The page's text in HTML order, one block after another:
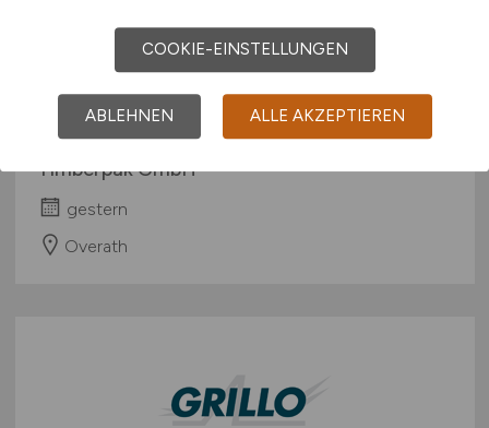
Bagger-/Radladerfahrer
Wertstoffhof
(w/m/d)
Timberpak GmbH
gestern
Overath
COOKIE-EINSTELLUNGEN
ABLEHNEN ALLE AKZEPTIEREN